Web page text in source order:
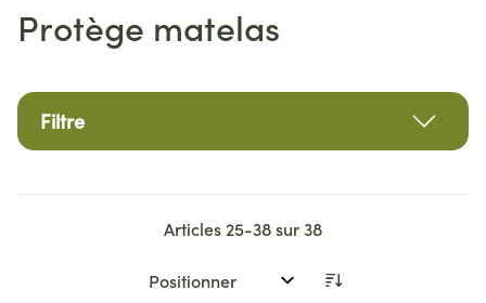
Protège matelas
Filtre
Articles 25-38sur38
Trier par: